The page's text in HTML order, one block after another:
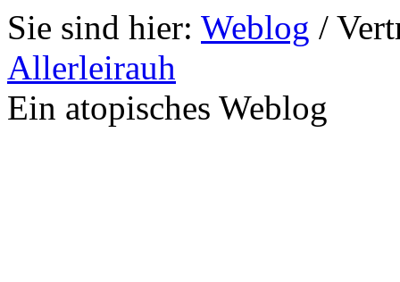
Sie sind hier: Weblog /
Allerleirauh
Ein atopisches Weblog